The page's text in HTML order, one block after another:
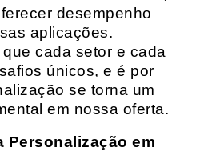
desempenho
aplicações.
cada setor e cada
únicos, e é por
se torna um
em nossa oferta.
Personalização em